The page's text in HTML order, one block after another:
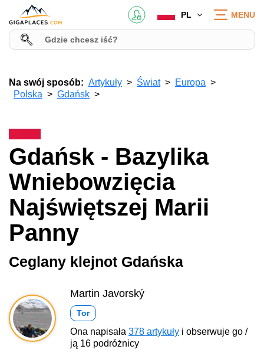
PL MENU
Na swój sposób: Artykuły Świat
Europa
Polska
Gdańsk
Gdańsk - Bazylika
Wniebowzięcia
Najświętszej Marii
Panny
Ceglany klejnot Gdańska
Martin Javorský
Tor
Ona napisała 378 artykuły i obserwuje go /
ją 16 podróżnicy